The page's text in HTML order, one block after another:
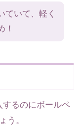
ていて、軽く
！
るのにボールペ
う。